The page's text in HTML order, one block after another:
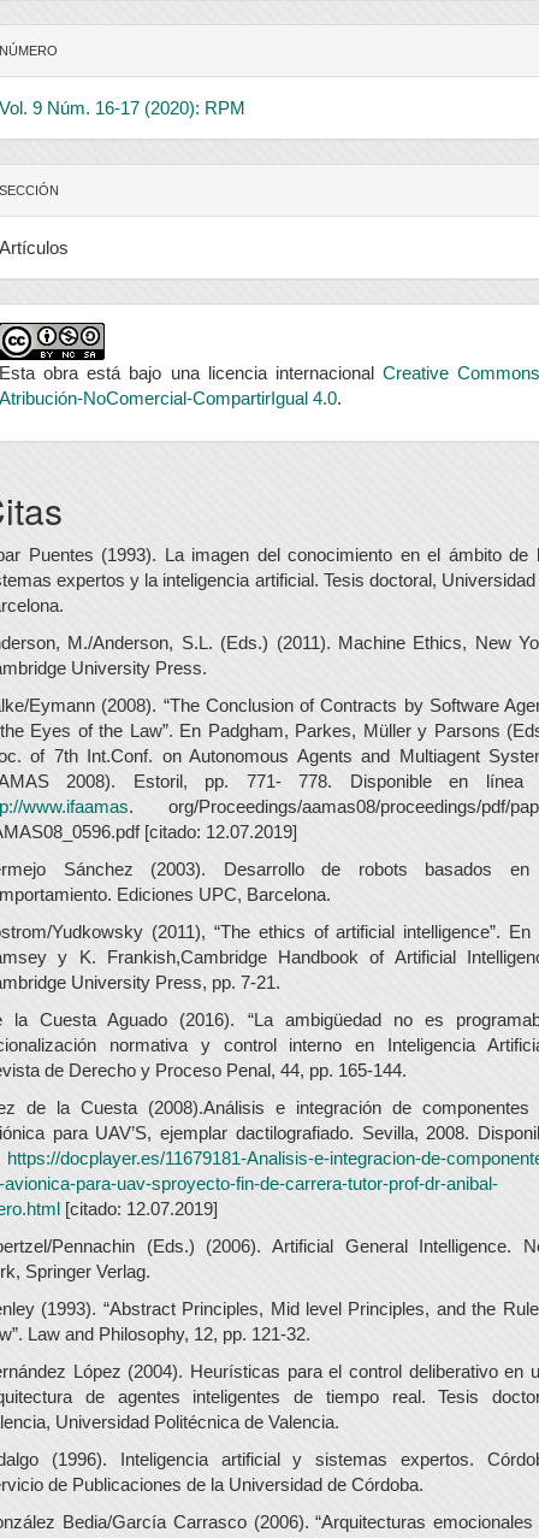
NÚMERO
Vol. 9 Núm. 16-17 (2020): RPM
SECCIÓN
Artículos
Esta obra está bajo una licencia internacional Creative Commons
Atribución-NoComercial-CompartirIgual 4.0.
Puentes (1993). La imagen del conocimiento en el ámbito de
expertos y la inteligencia artificial. Tesis doctoral, Universidad
M./Anderson, S.L. (Eds.) (2011). Machine Ethics, New
University Press.
Eymann (2008). “The Conclusion of Contracts by Software
Eyes of the Law”. En Padgham, Parkes, Müller y Parsons
of 7th Int.Conf. on Autonomous Agents and Multiagent
2008). Estoril, pp. 771- 778. Disponible en línea
www.ifaamas. org/Proceedings/aamas08/proceedings/pdf/
[citado: 12.07.2019]
Sánchez (2003). Desarrollo de robots basados
Ediciones UPC, Barcelona.
Yudkowsky (2011), “The ethics of artificial intelligence”. En
y K. Frankish,Cambridge Handbook of Artificial
University Press, pp. 7-21.
la Cuesta Aguado (2016). “La ambigüedad no es
normativa y control interno en Inteligencia
de Derecho y Proceso Penal, 44, pp. 165-144.
de la Cuesta (2008).Análisis e integración de componentes
para UAV’S, ejemplar dactilografiado. Sevilla, 2008.
https://docplayer.es/11679181-Analisis-e-integracion-de-
avionica-para-uav-sproyecto-fin-de-carrera-tutor-prof-dr-anibal-
[citado: 12.07.2019]
Pennachin (Eds.) (2006). Artificial General Intelligence.
Springer Verlag.
(1993). “Abstract Principles, Mid level Principles, and the
Law and Philosophy, 12, pp. 121-32.
López (2004). Heurísticas para el control deliberativo en
de agentes inteligentes de tiempo real. Tesis
Universidad Politécnica de Valencia.
(1996). Inteligencia artificial y sistemas expertos.
de Publicaciones de la Universidad de Córdoba.
Bedia/García Carrasco (2006). “Arquitecturas emocionales